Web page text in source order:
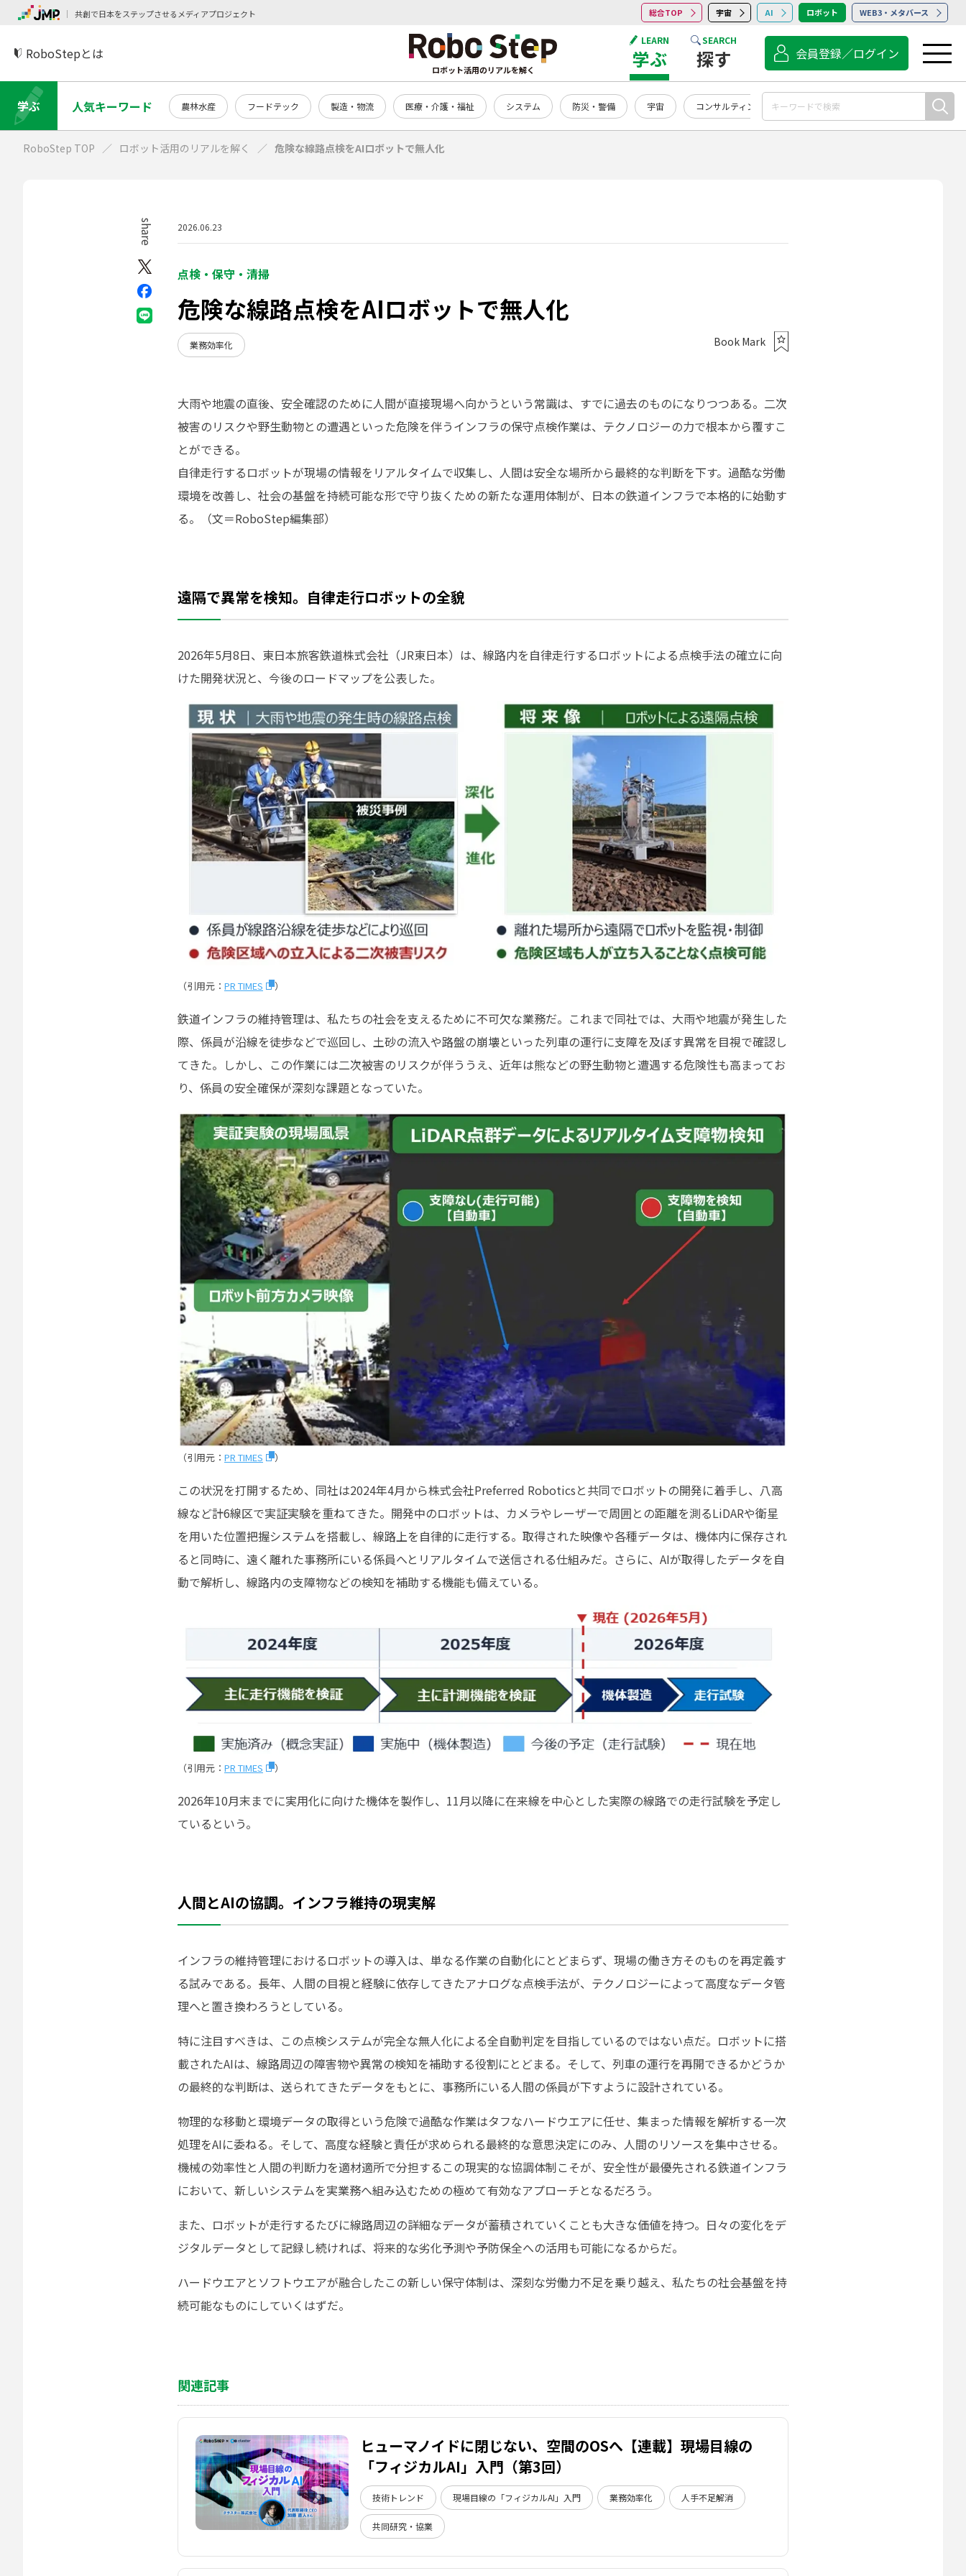
共創で日本をステップさせるメディアプロジェクト 総合TOP 宇宙 AI ロボット WEB3・メタバース
ロボット活用のリアルを解く
RoboStepとは
LEARN
学ぶ
SEARCH
探す 会員登録／ログイン
学ぶ 人気キーワード 農林水産 フードテック 製造・物流 医療・介護・福祉 システム 防災・警備 宇宙 コンサルティング 点検・保守・清掃
RoboStep TOP ロボット活用のリアルを解く 危険な線路点検をAIロボットで無人化
2026.06.23
点検・保守・清掃
危険な線路点検をAIロボットで無人化
業務効率化 Book Mark
大雨や地震の直後、安全確認のために人間が直接現場へ向かうという常識は、すでに過去のものになりつつある。二次
被害のリスクや野生動物との遭遇といった危険を伴うインフラの保守点検作業は、テクノロジーの力で根本から覆すこ
とができる。
自律走行するロボットが現場の情報をリアルタイムで収集し、人間は安全な場所から最終的な判断を下す。過酷な労働
環境を改善し、社会の基盤を持続可能な形で守り抜くための新たな運用体制が、日本の鉄道インフラで本格的に始動す
る。（文＝RoboStep編集部）
遠隔で異常を検知。自律走行ロボットの全貌
2026年5月8日、東日本旅客鉄道株式会社（JR東日本）は、線路内を自律走行するロボットによる点検手法の確立に向
けた開発状況と、今後のロードマップを公表した。
（引用元： PR TIMES ）
鉄道インフラの維持管理は、私たちの社会を支えるために不可欠な業務だ。これまで同社では、大雨や地震が発生した
際、係員が沿線を徒歩などで巡回し、土砂の流入や路盤の崩壊といった列車の運行に支障を及ぼす異常を目視で確認し
てきた。しかし、この作業には二次被害のリスクが伴ううえ、近年は熊などの野生動物と遭遇する危険性も高まってお
り、係員の安全確保が深刻な課題となっていた。
（引用元： PR TIMES ）
この状況を打開するため、同社は2024年4月から株式会社Preferred Roboticsと共同でロボットの開発に着手し、八高
線など計6線区で実証実験を重ねてきた。開発中のロボットは、カメラやレーザーで周囲との距離を測るLiDARや衛星
を用いた位置把握システムを搭載し、線路上を自律的に走行する。取得された映像や各種データは、機体内に保存され
ると同時に、遠く離れた事務所にいる係員へとリアルタイムで送信される仕組みだ。さらに、AIが取得したデータを自
動で解析し、線路内の支障物などの検知を補助する機能も備えている。
（引用元： PR TIMES ）
2026年10月末までに実用化に向けた機体を製作し、11月以降に在来線を中心とした実際の線路での走行試験を予定し
ているという。
人間とAIの協調。インフラ維持の現実解
インフラの維持管理におけるロボットの導入は、単なる作業の自動化にとどまらず、現場の働き方そのものを再定義す
る試みである。長年、人間の目視と経験に依存してきたアナログな点検手法が、テクノロジーによって高度なデータ管
理へと置き換わろうとしている。
特に注目すべきは、この点検システムが完全な無人化による全自動判定を目指しているのではない点だ。ロボットに搭
載されたAIは、線路周辺の障害物や異常の検知を補助する役割にとどまる。そして、列車の運行を再開できるかどうか
の最終的な判断は、送られてきたデータをもとに、事務所にいる人間の係員が下すように設計されている。
物理的な移動と環境データの取得という危険で過酷な作業はタフなハードウエアに任せ、集まった情報を解析する一次
処理をAIに委ねる。そして、高度な経験と責任が求められる最終的な意思決定にのみ、人間のリソースを集中させる。
機械の効率性と人間の判断力を適材適所で分担するこの現実的な協調体制こそが、安全性が最優先される鉄道インフラ
において、新しいシステムを実業務へ組み込むための極めて有効なアプローチとなるだろう。
また、ロボットが走行するたびに線路周辺の詳細なデータが蓄積されていくことも大きな価値を持つ。日々の変化をデ
ジタルデータとして記録し続ければ、将来的な劣化予測や予防保全への活用も可能になるからだ。
ハードウエアとソフトウエアが融合したこの新しい保守体制は、深刻な労働力不足を乗り越え、私たちの社会基盤を持
続可能なものにしていくはずだ。
関連記事
ヒューマノイドに閉じない、空間のOSへ【連載】現場目線の
「フィジカルAI」入門（第3回）
技術トレンド 現場目線の「フィジカルAI」入門 業務効率化 人手不足解消
共同研究・協業
share